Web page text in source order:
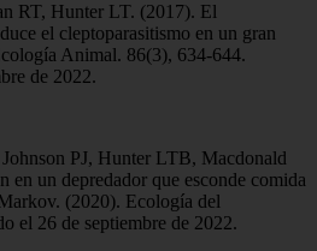
RT, Hunter LT. (2017). El
el cleptoparasitismo en un gran
Animal. 86(3), 634-644.
de 2022.
PJ, Hunter LTB, Macdonald
en un depredador que esconde comida
(2020). Ecología del
el 26 de septiembre de 2022.